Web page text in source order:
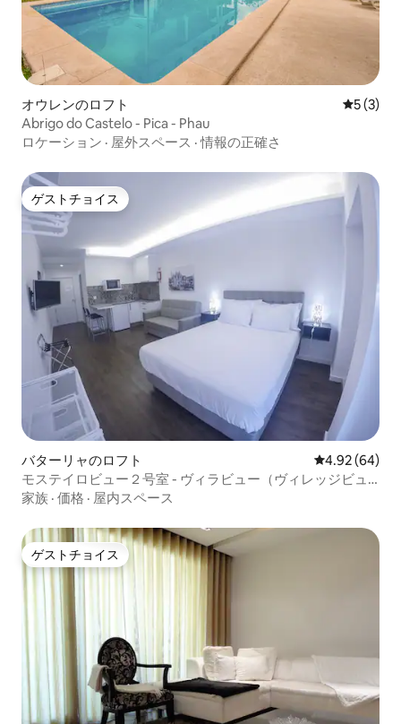
オウレンのロフト レビュー
5 (3)
Abrigo do Castelo - Pica - Phau
ロケーション · 屋外スペース ·情報の正確さ
ゲストチョイス
ゲストチョイス
バターリャのロフト レビュー64
4.92 (64)
モステイロビュー２号室 - ヴィラビュー（ヴィレッジビュ
ー）
家族 · 価格 · 屋内スペース
ゲストチョイス
ゲストチョイス